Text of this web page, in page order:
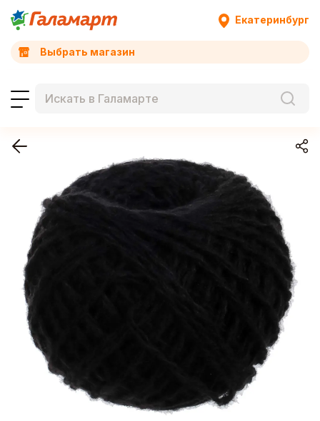
Екатеринбург
Выбрать магазин